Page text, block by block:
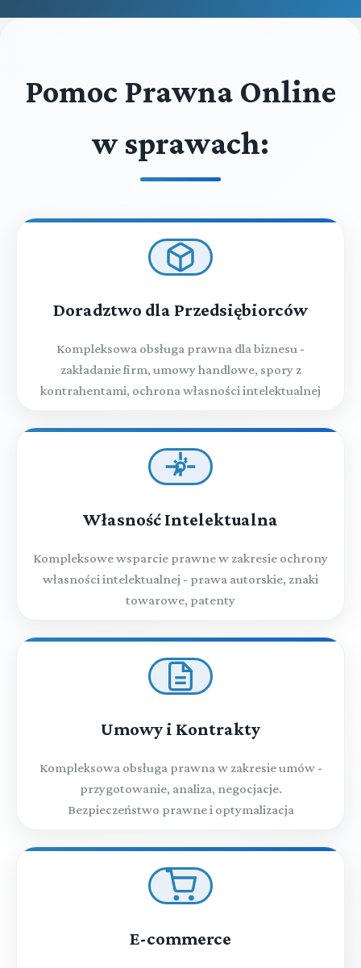
Pomoc Prawna Online
w sprawach:
Doradztwo dla Przedsiębiorców
Kompleksowa obsługa prawna dla biznesu -
zakładanie firm, umowy handlowe, spory z
kontrahentami, ochrona własności intelektualnej
Własność Intelektualna
Kompleksowe wsparcie prawne w zakresie ochrony
własności intelektualnej - prawa autorskie, znaki
towarowe, patenty
Umowy i Kontrakty
Kompleksowa obsługa prawna w zakresie umów -
przygotowanie, analiza, negocjacje.
Bezpieczeństwo prawne i optymalizacja
E-commerce